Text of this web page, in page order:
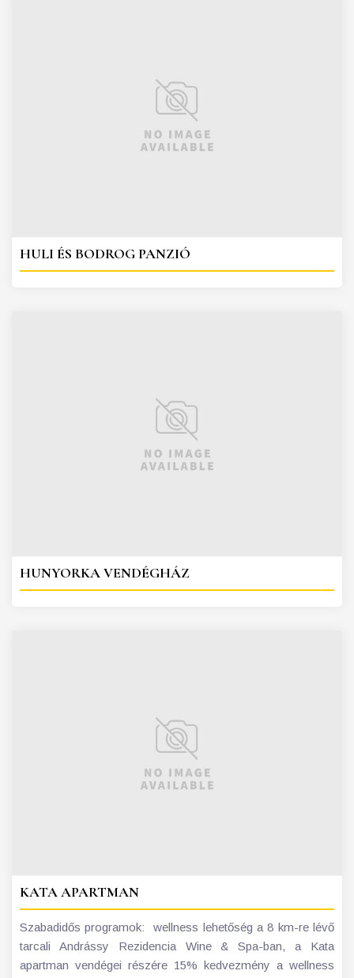
HULI ÉS BODROG PANZIÓ
HUNYORKA VENDÉGHÁZ
KATA APARTMAN
Szabadidős programok: wellness lehetőség a 8 km-re lévő
tarcali Andrássy Rezidencia Wine & Spa-ban, a Kata
apartman vendégei részére 15% kedvezmény a wellness